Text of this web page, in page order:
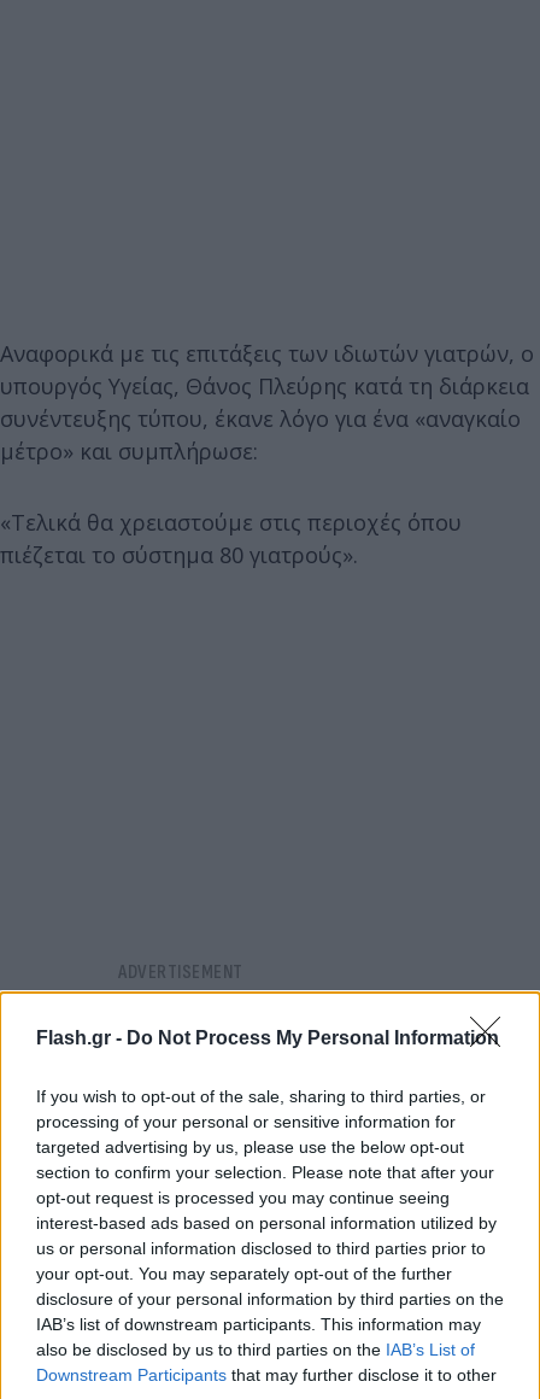
Flash.gr - Do Not Process My Personal Information
If you wish to opt-out of the sale, sharing to third parties, or
processing of your personal or sensitive information for
targeted advertising by us, please use the below opt-out
section to confirm your selection. Please note that after your
opt-out request is processed you may continue seeing
interest-based ads based on personal information utilized by
us or personal information disclosed to third parties prior to
your opt-out. You may separately opt-out of the further
disclosure of your personal information by third parties on the
IAB’s list of downstream participants. This information may
also be disclosed by us to third parties on the IAB’s List of
Downstream Participants that may further disclose it to other
Αναφορικά με τις επιτάξεις των ιδιωτών γιατρών, ο
υπουργός Υγείας, Θάνος Πλεύρης κατά τη διάρκεια
συνέντευξης τύπου, έκανε λόγο για ένα «αναγκαίο
μέτρο» και συμπλήρωσε:
«Τελικά θα χρειαστούμε στις περιοχές όπου
πιέζεται το σύστημα 80 γιατρούς».
Όπως εξήγησε, πριν φτάσουμε στην επιστράτευση